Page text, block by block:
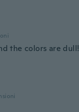
the colors are dull!